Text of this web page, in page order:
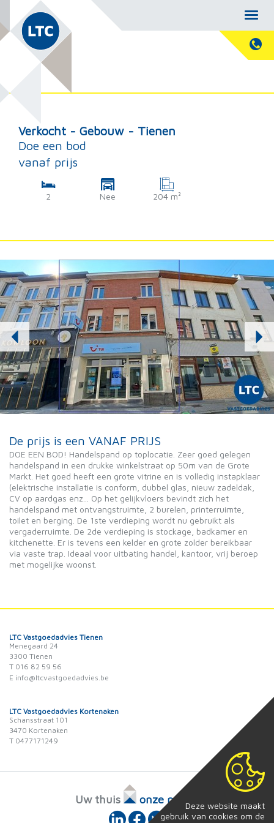
Verkocht - Gebouw - Tienen
Doe een bod
vanaf prijs
2 Nee 204 m²
De prijs is een VANAF PRIJS
DOE EEN BOD! Handelspand op toplocatie. Zeer goed gelegen
handelspand in een drukke winkelstraat op 50m van de Grote
Markt. Het goed heeft een grote vitrine en is volledig instapklaar
(elektrische installatie is conform, dubbel glas, nieuw zadeldak,
CV op aardgas enz... Op het gelijkvloers bevindt zich het
handelspand met ontvangstruimte, 2 burelen, printerruimte,
toilet en berging. De 1ste verdieping wordt nu gebruikt als
vergaderruimte. De 2de verdieping is stockage, badkamer en
kitchenette. Er is tevens een kelder en grote zolder bereikbaar
via vaste trap. Ideaal voor uitbating handel, kantoor, vrij beroep
met mogelijke woonst.
LTC Vastgoedadvies Tienen
Menegaard 24
3300 Tienen
T 016 82 59 56
E info@ltcvastgoedadvies.be
LTC Vastgoedadvies Kortenaken
Schansstraat 101
3470 Kortenaken
T 0477171249
Uw thuis onze passieDeze website maakt
gebruik van cookies om de